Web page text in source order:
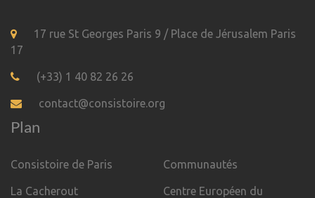
17 rue St Georges Paris 9 / Place de Jérusalem Paris
17
(+33) 1 40 82 26 26
contact@consistoire.org
Plan
Consistoire de Paris
La Cacherout
Communautés
Centre Européen du